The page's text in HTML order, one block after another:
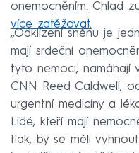
onemocněním. Chlad
více zatěžovat.
„Odklízení sněhu je
mají srdeční
tyto nemoci, namáhají
CNN Reed Caldwell,
urgentní medicíny a
Lidé, kteří mají
tlak, by se měli